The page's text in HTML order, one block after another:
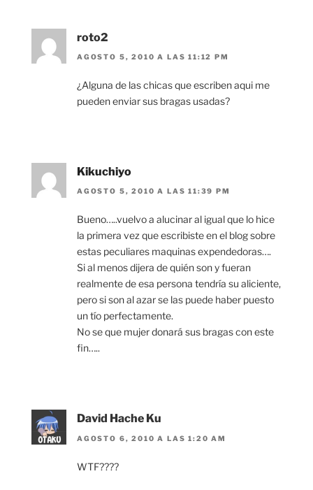
roto2
AGOSTO 5, 2010 A LAS 11:12 PM
¿Alguna de las chicas que escriben aqui me
pueden enviar sus bragas usadas?
Kikuchiyo
AGOSTO 5, 2010 A LAS 11:39 PM
Bueno…..vuelvo a alucinar al igual que lo hice
la primera vez que escribiste en el blog sobre
estas peculiares maquinas expendedoras….
Si al menos dijera de quién son y fueran
realmente de esa persona tendría su aliciente,
pero si son al azar se las puede haber puesto
un tío perfectamente.
No se que mujer donará sus bragas con este
fin…..
David Hache Ku
AGOSTO 6, 2010 A LAS 1:20 AM
WTF????